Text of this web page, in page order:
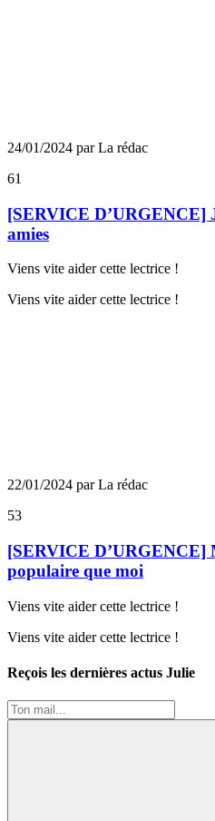
24/01/2024 par La rédac
61
[SERVICE D’URGENCE]
amies
Viens vite aider cette lectrice !
Viens vite aider cette lectrice !
22/01/2024 par La rédac
53
[SERVICE D’URGENCE]
populaire que moi
Viens vite aider cette lectrice !
Viens vite aider cette lectrice !
Reçois les dernières actus Julie